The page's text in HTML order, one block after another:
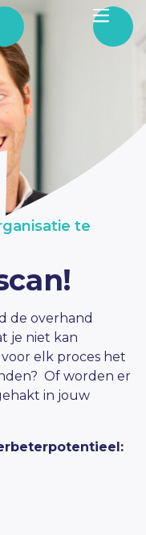
te
de overhand
je niet kan
elk proces het
Of worden er
in jouw